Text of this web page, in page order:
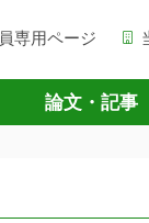
専用ページ
論文・記事